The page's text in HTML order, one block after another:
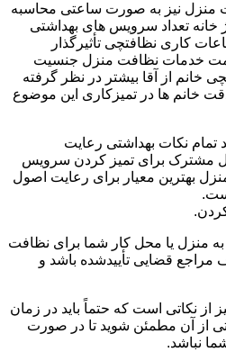
منزل نیز به صورت ساعتی محاسبه
تعداد سرویس های بهداشتی
کاری نظافتچی تأثیرگذار
خدمات نظافت منزل جنسیت
خانم از آقا بیشتر در نظر گرفته
خانم ها در تمیزکاری این موضوع
تمام نکات بهداشتی رعایت
مشترک برای تمیز کردن سرویس
بهترین معیار برای رعایت اصول
به منزل یا محل کار شما برای نظافت
مراجع قضایی تأییدشده باشد و
از نکاتی است که حتماً باید در زمان
از آن مطمئن شوید تا در صورت
نباشد.